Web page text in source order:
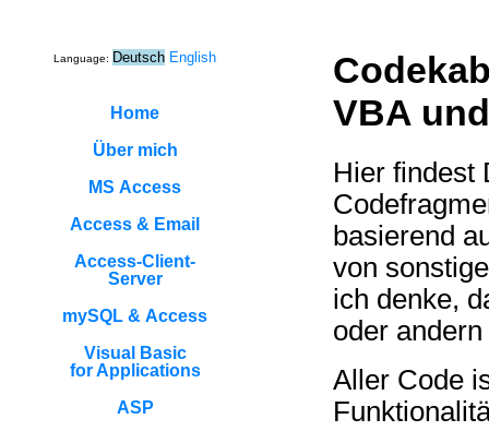
Language: Deutsch English
Home
Über mich
MS Access
Access & Email
Access-Client-
Server
mySQL & Access
Visual Basic
for Applications
ASP
VBA
Hier findest
basierend
von
ich denke,
oder
Aller Code